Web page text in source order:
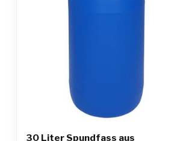
30 Liter Spundfass aus